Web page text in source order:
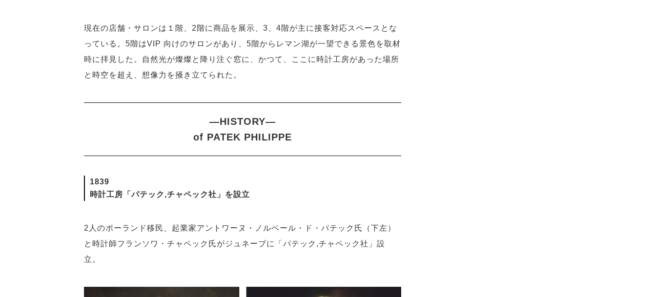
現在の店舗・サロンは１階、2階に商品を展示、3、4階が主に接客対応スペースとな
っている。5階はVIP 向けのサロンがあり、5階からレマン湖が一望できる景色を取材
時に拝見した。自然光が燦燦と降り注ぐ窓に、かつて、ここに時計工房があった場所
と時空を超え、想像力を掻き立てられた。
―HISTORY―
of PATEK PHILIPPE
1839
時計工房「パテック,チャペック社」を設立
2人のポーランド移民、起業家アントワーヌ・ノルベール・ド・パテック氏（下左）
と時計師フランソワ・チャペック氏がジュネーブに「パテック,チャペック社」設
立。